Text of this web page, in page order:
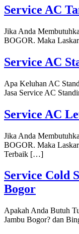
Service AC
Jika Anda
BOGOR. Maka
Service AC
Apa Keluhan AC
Jasa Service AC
Service AC
Jika Anda
BOGOR. Maka
Terbaik […]
Service Cold
Bogor
Apakah Anda Butuh
Jambu Bogor? dan